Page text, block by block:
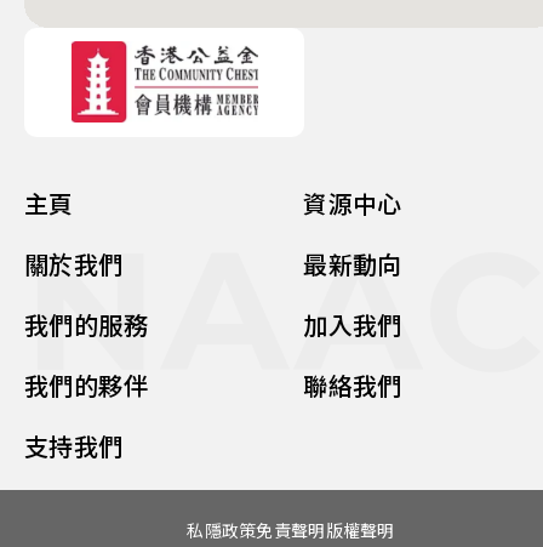
主頁
關於我們
我們的服務
我們的夥伴
支持我們
資源中心
最新動向
加入我們
聯絡我們
私隱政策免責聲明 版權聲明